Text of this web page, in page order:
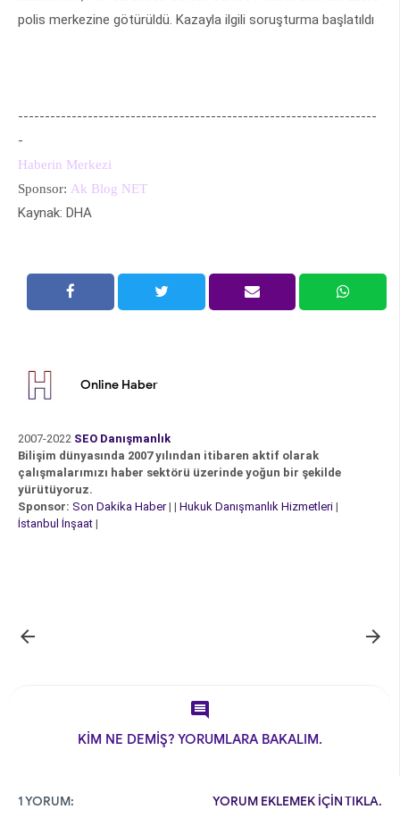
polis merkezine götürüldü. Kazayla ilgili soruşturma başlatıldı
-------------------------------------------------------------------
-
Haberin Merkezi
Sponsor: Ak Blog NET
Kaynak: DHA
Online Haber
2007-2022 SEO Danışmanlık
Bilişim dünyasında 2007 yılından itibaren aktif olarak
çalışmalarımızı haber sektörü üzerinde yoğun bir şekilde
yürütüyoruz.
Sponsor: Son Dakika Haber| | Hukuk Danışmanlık Hizmetleri |
İstanbul İnşaat |
 

KİM NE DEMİŞ? YORUMLARA BAKALIM.
YORUM EKLEMEK İÇİN TIKLA.
1 YORUM: